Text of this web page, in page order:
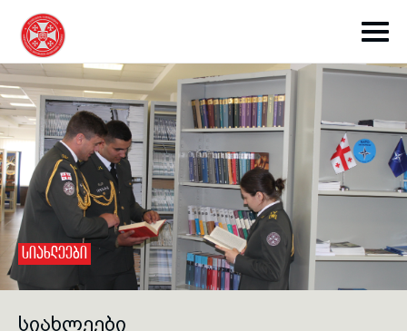
toggle submenu
toggle submenu
ᲡᲘᲐᲮᲚᲔᲔᲑᲘ
ᲡᲘᲐᲮᲚᲔᲔᲑᲘ